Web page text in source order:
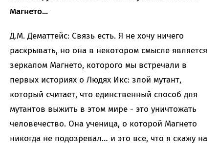
Магнето...
Д.М. Дематтейс: Связь есть. Я не хочу ничего
раскрывать, но она в некотором смысле является
зеркалом Магнето, которого мы встречали в
первых историях о Людях Икс: злой мутант,
который считает, что единственный способ для
мутантов выжить в этом мире - это уничтожать
человечество. Она ученица, о которой Магнето
никогда не подозревал… и это все, что я скажу на